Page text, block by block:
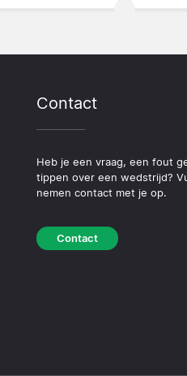
Contact
Heb je een vraag, een fout
tippen over een wedstrijd?
nemen contact met je op.
Contact